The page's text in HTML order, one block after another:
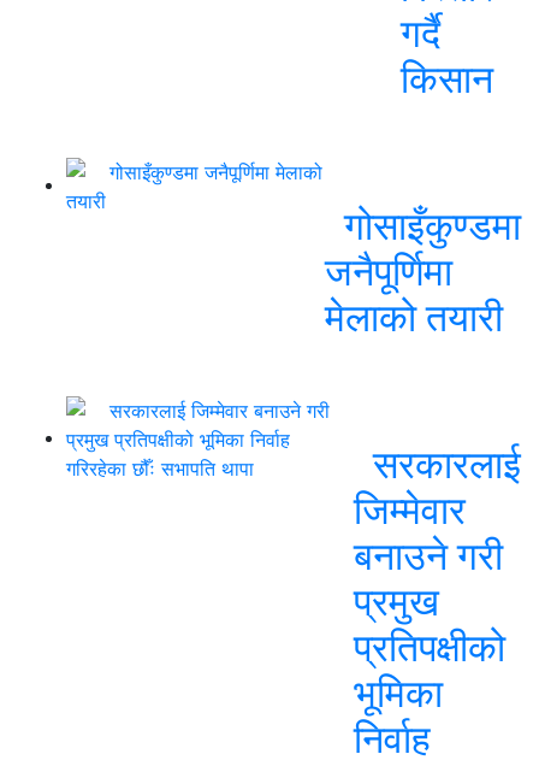
गर्दै
किसान
गोसाइँकुण्डमा
जनैपूर्णिमा
मेलाको तयारी
सरकारलाई
जिम्मेवार
बनाउने गरी
प्रमुख
प्रतिपक्षीको
भूमिका
निर्वाह